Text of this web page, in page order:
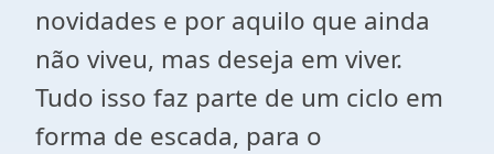
novidades e por aquilo que ainda
não viveu, mas deseja em viver.
Tudo isso faz parte de um ciclo em
forma de escada, para o